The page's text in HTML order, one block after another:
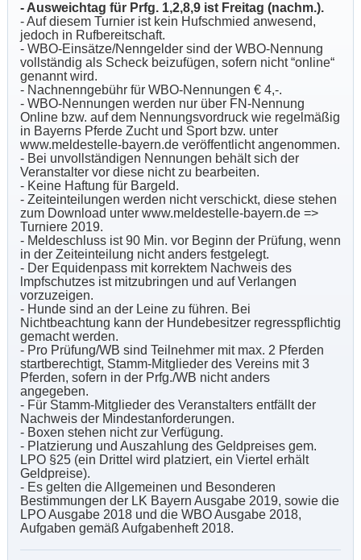
- Ausweichtag für Prfg. 1,2,8,9 ist Freitag (nachm.).
- Auf diesem Turnier ist kein Hufschmied anwesend,
jedoch in Rufbereitschaft.
- WBO-Einsätze/Nenngelder sind der WBO-Nennung
vollständig als Scheck beizufügen, sofern nicht “online“
genannt wird.
- Nachnenngebühr für WBO-Nennungen € 4,-.
- WBO-Nennungen werden nur über FN-Nennung
Online bzw. auf dem Nennungsvordruck wie regelmäßig
in Bayerns Pferde Zucht und Sport bzw. unter
www.meldestelle-bayern.de veröffentlicht angenommen.
- Bei unvollständigen Nennungen behält sich der
Veranstalter vor diese nicht zu bearbeiten.
- Keine Haftung für Bargeld.
- Zeiteinteilungen werden nicht verschickt, diese stehen
zum Download unter www.meldestelle-bayern.de =>
Turniere 2019.
- Meldeschluss ist 90 Min. vor Beginn der Prüfung, wenn
in der Zeiteinteilung nicht anders festgelegt.
- Der Equidenpass mit korrektem Nachweis des
lmpfschutzes ist mitzubringen und auf Verlangen
vorzuzeigen.
- Hunde sind an der Leine zu führen. Bei
Nichtbeachtung kann der Hundebesitzer regresspflichtig
gemacht werden.
- Pro Prüfung/WB sind Teilnehmer mit max. 2 Pferden
startberechtigt, Stamm-Mitglieder des Vereins mit 3
Pferden, sofern in der Prfg./WB nicht anders
angegeben.
- Für Stamm-Mitglieder des Veranstalters entfällt der
Nachweis der Mindestanforderungen.
- Boxen stehen nicht zur Verfügung.
- Platzierung und Auszahlung des Geldpreises gem.
LPO §25 (ein Drittel wird platziert, ein Viertel erhält
Geldpreise).
- Es gelten die Allgemeinen und Besonderen
Bestimmungen der LK Bayern Ausgabe 2019, sowie die
LPO Ausgabe 2018 und die WBO Ausgabe 2018,
Aufgaben gemäß Aufgabenheft 2018.